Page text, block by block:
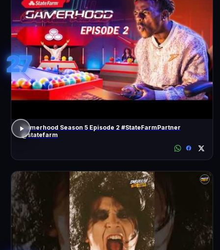
27
Gamerhood Season 5 Episode 2 #StateFarmPartner
@statefarm